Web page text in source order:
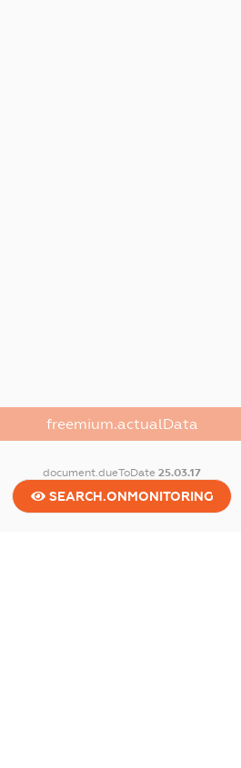
freemium.actualData
document.dueToDate25.03.17
SEARCH.ONMONITORING